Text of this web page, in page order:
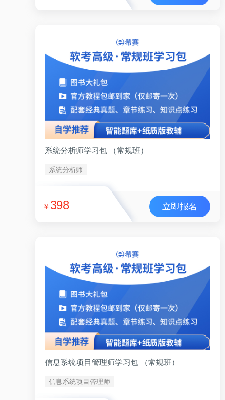
系统分析师学习包 （常规班）
系统分析师
￥ 398 立即报名
信息系统项目管理师学习包 （常规班）
信息系统项目管理师